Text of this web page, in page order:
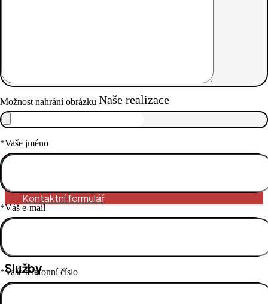
Možnost nahrání obrázku
*Vaše jméno
*Váš e-mail
*Vaše telefonní číslo
Naše realizace
Podívat se
Kontaktní formulář
Služby